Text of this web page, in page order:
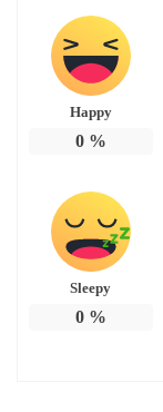
Happy
0%
Sleepy
0%